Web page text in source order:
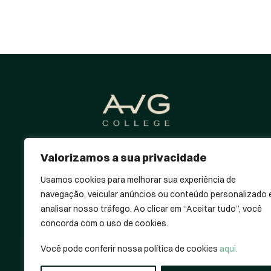
Valorizamos a sua privacidade
Usamos cookies para melhorar sua experiência de
navegação, veicular anúncios ou conteúdo personalizado
analisar nosso tráfego. Ao clicar em “Aceitar tudo”, você
concorda com o uso de cookies.
Você pode conferir nossa política de cookies aqui.
da saúde: Metodologias ativas e
uma prática de excelência e
destaque profissional.
© 2026 Avantgarde College. Todos os direitos